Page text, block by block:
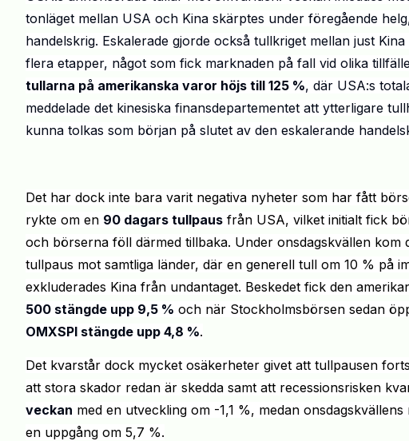
tonläget mellan USA och Kina skärptes under föregående
handelskrig. Eskalerade gjorde också tullkriget mellan just
flera etapper, något som fick marknaden på fall vid olika
tullarna på amerikanska varor höjs till 125 %, där USA:s
meddelade det kinesiska finansdepartementet att ytterligare
kunna tolkas som början på slutet av den eskalerande
Det har dock inte bara varit negativa nyheter som har fått
rykte om en 90 dagars tullpaus från USA, vilket initialt fick
och börserna föll därmed tillbaka. Under onsdagskvällen kom
tullpaus mot samtliga länder, där en generell tull om 10 % på
exkluderades Kina från undantaget. Beskedet fick den
500 stängde upp 9,5 % och när Stockholmsbörsen sedan
OMXSPI stängde upp 4,8 %.
Det kvarstår dock mycket osäkerheter givet att tullpausen
att stora skador redan är skedda samt att recessionsrisken
veckan med en utveckling om -1,1 %, medan
en uppgång om 5,7 %.